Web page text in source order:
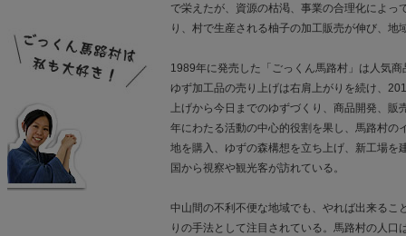
で栄えたが、資源の枯渇、事業の合理化によ
り、村で生産される柚子の加工販売が伸び、
1989年に発売した「ごっくん馬路村」は人気
ゆず加工品の売り上げは右肩上がりを続け、
上げから今日までのゆずづくり、商品開発、
年にわたる活動の中心的役割を果し、馬路村
地を購入、ゆずの森構想を立ち上げ、新工場
国から視察や観光客が訪れている。
中山間の不利不便な地域でも、やれば出来る
りの手法として注目されている。馬路村の人